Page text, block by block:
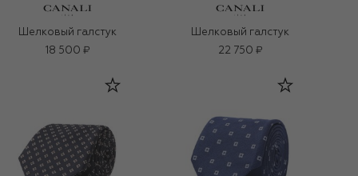
Шелковый галстук
18 500 ₽
Шелковый галстук
22 750 ₽